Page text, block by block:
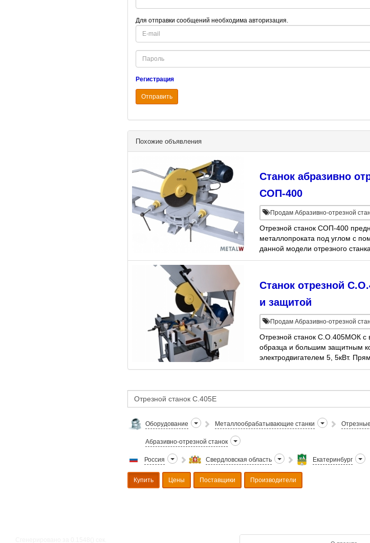
Для отправки сообщений необходима авторизация.
E-
mail
Password
Регистрация
Отправить
Похожие объявления
Станок абразивно
СОП-400
Продам Абразивно-отрезной
Отрезной станок СОП-400
металлопроката под углом с
данной модели отрезного
устанавливается на
Станок отрезной
и защитой
Продам Абразивно-отрезной
Отрезной станок С.О.405МОК с
образца и большим защитным
электродвигателем 5, 5кВт.
с диском, 3000об/мин.
Оборудование Металлообрабатывающие станки
Абразивно-отрезной станок
Россия Свердловская область Екатеринбург
Купить Цены Поставщики Производители